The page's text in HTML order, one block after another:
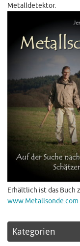
Metalldetektor.
Erhältlich ist das Buch
www.Metallsonde.com
Kategorien